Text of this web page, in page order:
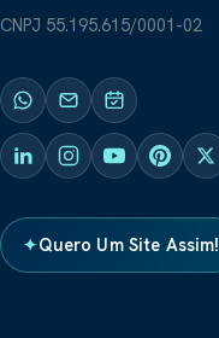
CNPJ 55.195.615/0001-02
✦Quero Um Site Assim!